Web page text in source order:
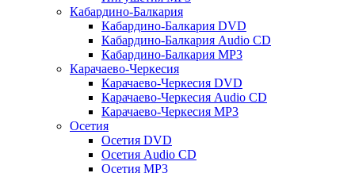
Кабардино-Балкария
Кабардино-Балкария DVD
Кабардино-Балкария Audio CD
Кабардино-Балкария MP3
Карачаево-Черкесия
Карачаево-Черкесия DVD
Карачаево-Черкесия Audio CD
Карачаево-Черкесия MP3
Осетия
Осетия DVD
Осетия Audio CD
Осетия MP3